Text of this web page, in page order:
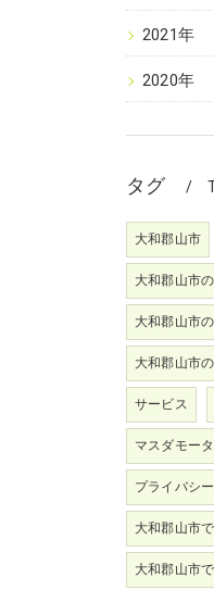
2021年
2020年
タグ
大和郡山市
大和郡山市
大和郡山市
大和郡山市
サービス
マスダモー
プライバシ
大和郡山市
大和郡山市